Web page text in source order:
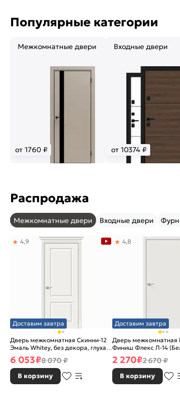
Популярные категории
Межкомнатные двери
от 1760 ₽
Входные двери
от 10374 ₽
Распродажа
Межкомнатные двери Входные двери
Доставим завтра
Дверь межкомнатная Скинни-12
Эмаль Whitey, без декора, глухая,
без стекла, без кромки, скиновая
4,9
6 053₽8 070 ₽
В корзину
Доставим завтра
Дверь межкомнатная
Финиш Флекс Л-14
глухая, каркасно-
4,8
2 270₽2 670 ₽
В корзину